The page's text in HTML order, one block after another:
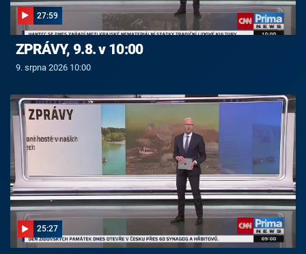
27:59
ZPRÁVY, 9.8. v 10:00
9. srpna 2026 10:00
25:27